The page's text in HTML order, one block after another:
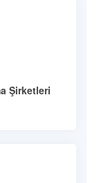
Şirketleri